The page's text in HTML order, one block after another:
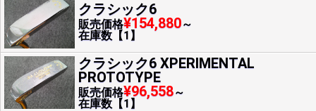
クラシック6
販売価格¥154,880～
在庫数【1】
クラシック6 XPERIMENTAL
PROTOTYPE
販売価格¥96,558～
在庫数【1】